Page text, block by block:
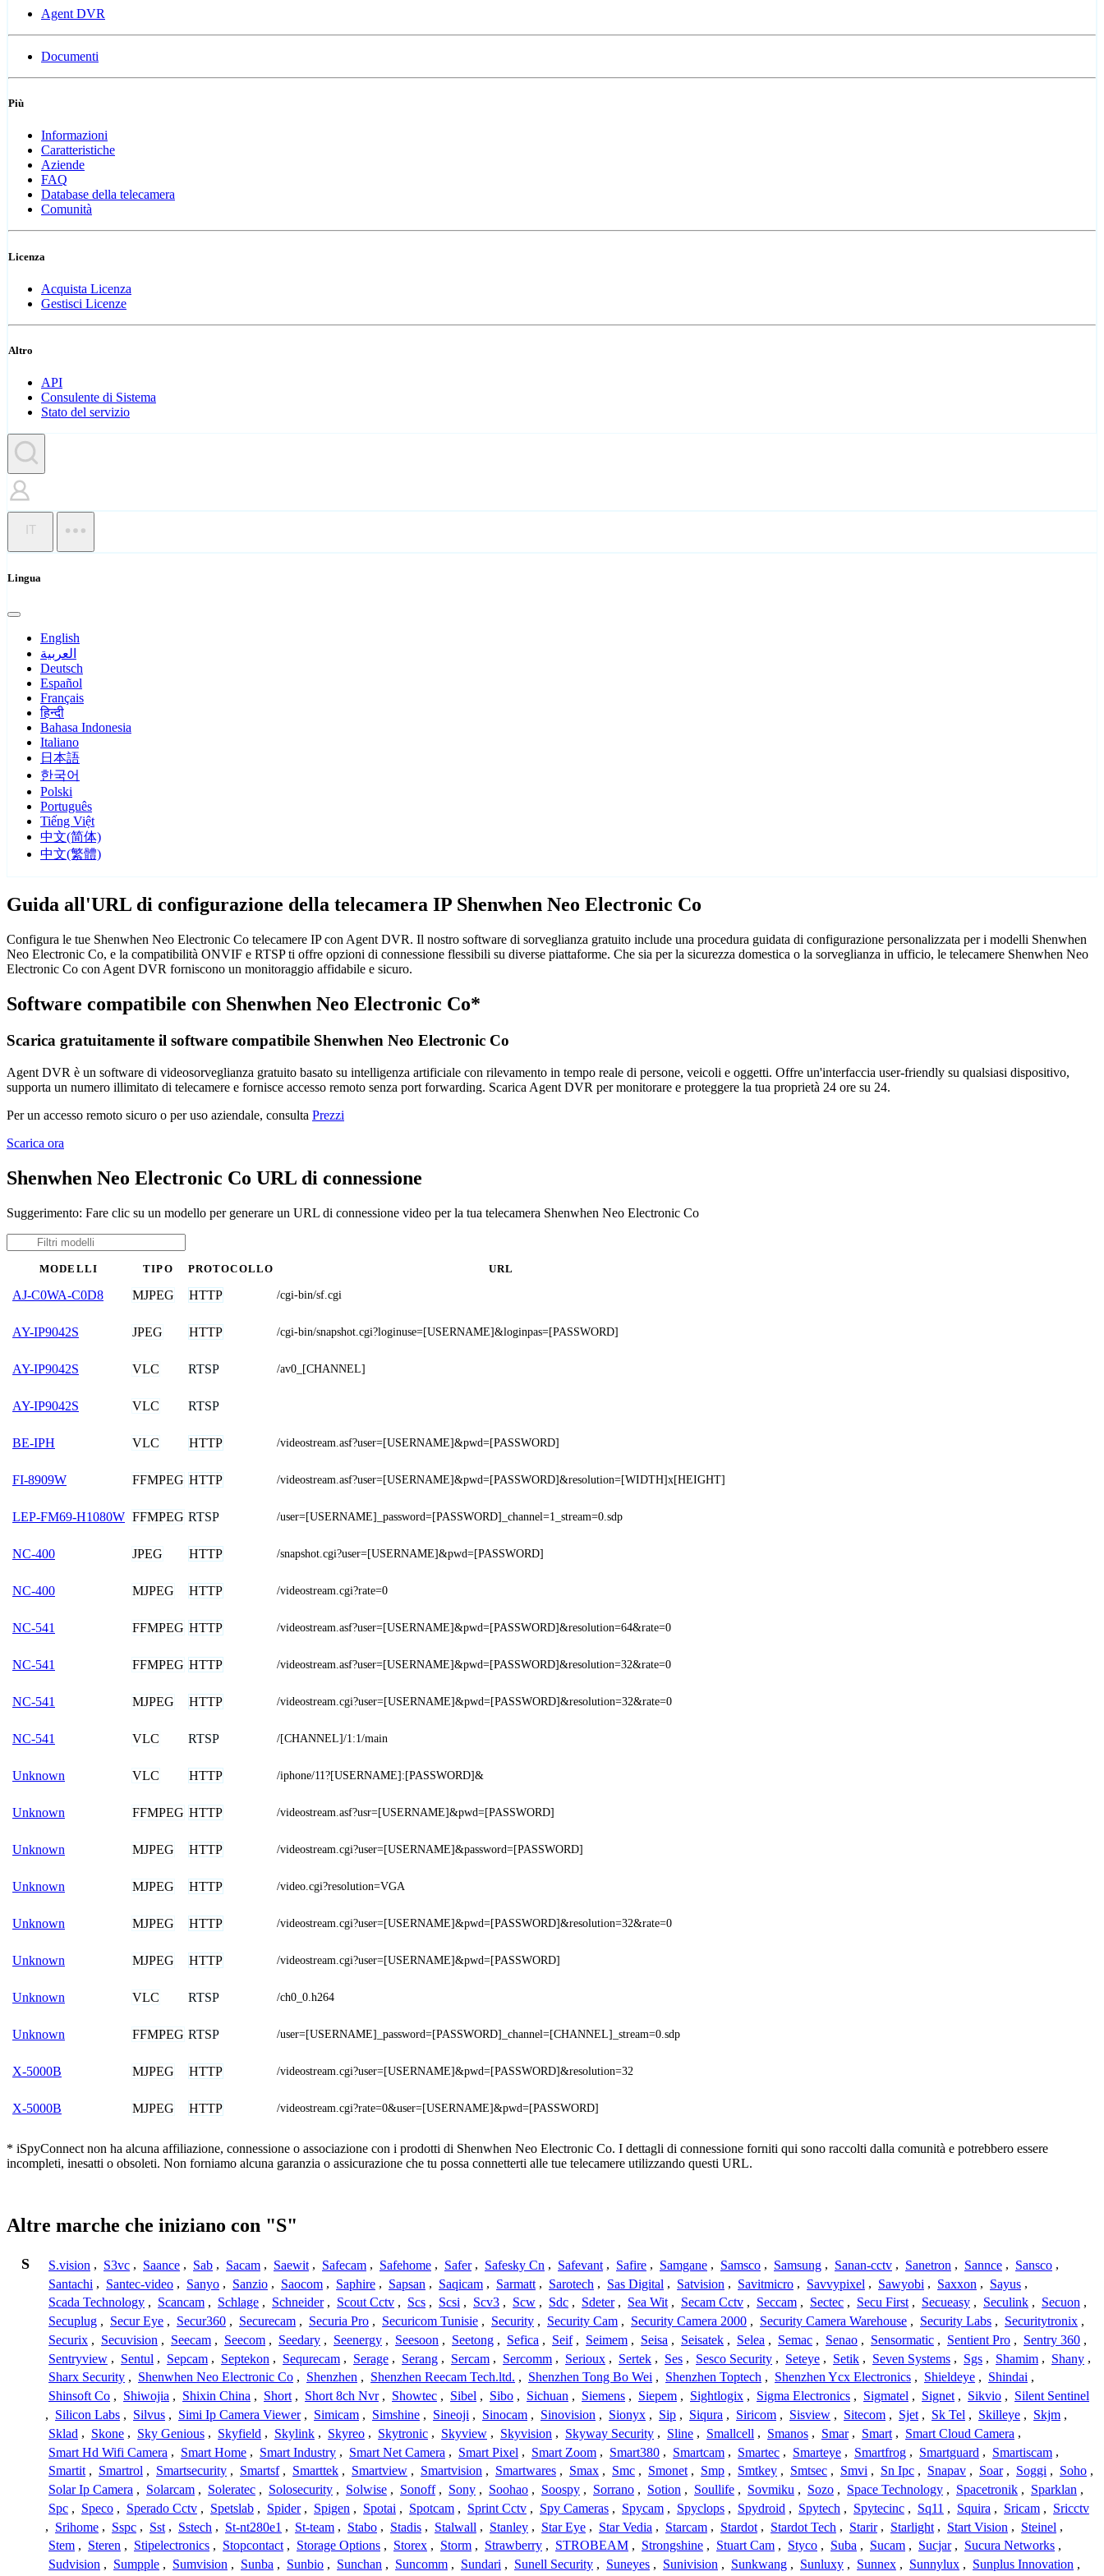
Agent DVR
Documenti
Più
Informazioni
Caratteristiche
Aziende
FAQ
Database della telecamera
Comunità
Licenza
Acquista Licenza
Gestisci Licenze
Altro
API
Consulente di Sistema
Stato del servizio
IT
Lingua
English
العربية
Deutsch
Español
Français
हिन्दी
Bahasa Indonesia
Italiano
日本語
한국어
Polski
Português
Tiếng Việt
中文(简体)
中文(繁體)
Guida all'URL di configurazione della telecamera IP Shenwhen Neo Electronic Co
Configura le tue Shenwhen Neo Electronic Co telecamere IP con Agent DVR. Il nostro software di sorveglianza gratuito include una procedura guidata di configurazione personalizzata per i modelli Shenwhen
Neo Electronic Co, e la compatibilità ONVIF e RTSP ti offre opzioni di connessione flessibili su diverse piattaforme. Che sia per la sicurezza domestica o la sorveglianza in ufficio, le telecamere Shenwhen Neo
Electronic Co con Agent DVR forniscono un monitoraggio affidabile e sicuro.
Software compatibile con Shenwhen Neo Electronic Co*
Scarica gratuitamente il software compatibile Shenwhen Neo Electronic Co
Agent DVR è un software di videosorveglianza gratuito basato su intelligenza artificiale con rilevamento in tempo reale di persone, veicoli e oggetti. Offre un'interfaccia user-friendly su qualsiasi dispositivo,
supporta un numero illimitato di telecamere e fornisce accesso remoto senza port forwarding. Scarica Agent DVR per monitorare e proteggere la tua proprietà 24 ore su 24.
Per un accesso remoto sicuro o per uso aziendale, consulta Prezzi
Scarica ora
Shenwhen Neo Electronic Co URL di connessione
Suggerimento: Fare clic su un modello per generare un URL di connessione video per la tua telecamera Shenwhen Neo Electronic Co
MODELLI TIPO PROTOCOLLO URL
AJ-C0WA-C0D8 MJPEG HTTP /cgi-bin/sf.cgi
AY-IP9042S JPEG HTTP /cgi-bin/snapshot.cgi?loginuse=[USERNAME]&loginpas=[PASSWORD]
AY-IP9042S VLC RTSP /av0_[CHANNEL]
AY-IP9042S VLC RTSP
BE-IPH VLC HTTP /videostream.asf?user=[USERNAME]&pwd=[PASSWORD]
FI-8909W FFMPEG HTTP /videostream.asf?user=[USERNAME]&pwd=[PASSWORD]&resolution=[WIDTH]x[HEIGHT]
LEP-FM69-H1080W FFMPEG RTSP /user=[USERNAME]_password=[PASSWORD]_channel=1_stream=0.sdp
NC-400 JPEG HTTP /snapshot.cgi?user=[USERNAME]&pwd=[PASSWORD]
NC-400 MJPEG HTTP /videostream.cgi?rate=0
NC-541 FFMPEG HTTP /videostream.asf?user=[USERNAME]&pwd=[PASSWORD]&resolution=64&rate=0
NC-541 FFMPEG HTTP /videostream.asf?user=[USERNAME]&pwd=[PASSWORD]&resolution=32&rate=0
NC-541 MJPEG HTTP /videostream.cgi?user=[USERNAME]&pwd=[PASSWORD]&resolution=32&rate=0
NC-541 VLC RTSP /[CHANNEL]/1:1/main
Unknown VLC HTTP /iphone/11?[USERNAME]:[PASSWORD]&
Unknown FFMPEG HTTP /videostream.asf?usr=[USERNAME]&pwd=[PASSWORD]
Unknown MJPEG HTTP /videostream.cgi?user=[USERNAME]&password=[PASSWORD]
Unknown MJPEG HTTP /video.cgi?resolution=VGA
Unknown MJPEG HTTP /videostream.cgi?user=[USERNAME]&pwd=[PASSWORD]&resolution=32&rate=0
Unknown MJPEG HTTP /videostream.cgi?user=[USERNAME]&pwd=[PASSWORD]
Unknown VLC RTSP /ch0_0.h264
Unknown FFMPEG RTSP /user=[USERNAME]_password=[PASSWORD]_channel=[CHANNEL]_stream=0.sdp
X-5000B MJPEG HTTP /videostream.cgi?user=[USERNAME]&pwd=[PASSWORD]&resolution=32
X-5000B MJPEG HTTP /videostream.cgi?rate=0&user=[USERNAME]&pwd=[PASSWORD]
* iSpyConnect non ha alcuna affiliazione, connessione o associazione con i prodotti di Shenwhen Neo Electronic Co. I dettagli di connessione forniti qui sono raccolti dalla comunità e potrebbero essere
incompleti, inesatti o obsoleti. Non forniamo alcuna garanzia o assicurazione che tu possa connetterti alle tue telecamere utilizzando questi URL.
Altre marche che iniziano con "S"
S S.vision , S3vc , Saance , Sab , Sacam , Saewit , Safecam , Safehome , Safer , Safesky Cn , Safevant , Safire , Samgane , Samsco , Samsung , Sanan-cctv , Sanetron , Sannce , Sansco ,
Santachi , Santec-video , Sanyo , Sanzio , Saocom , Saphire , Sapsan , Saqicam , Sarmatt , Sarotech , Sas Digital , Satvision , Savitmicro , Savvypixel , Sawyobi , Saxxon , Sayus ,
Scada Technology , Scancam , Schlage , Schneider , Scout Cctv , Scs , Scsi , Scv3 , Scw , Sdc , Sdeter , Sea Wit , Secam Cctv , Seccam , Sectec , Secu First , Secueasy , Seculink , Secuon ,
Secuplug , Secur Eye , Secur360 , Securecam , Securia Pro , Securicom Tunisie , Security , Security Cam , Security Camera 2000 , Security Camera Warehouse , Security Labs , Securitytronix ,
Securix , Secuvision , Seecam , Seecom , Seedary , Seenergy , Seesoon , Seetong , Sefica , Seif , Seimem , Seisa , Seisatek , Selea , Semac , Senao , Sensormatic , Sentient Pro , Sentry 360 ,
Sentryview , Sentul , Sepcam , Septekon , Sequrecam , Serage , Serang , Sercam , Sercomm , Serioux , Sertek , Ses , Sesco Security , Seteye , Setik , Seven Systems , Sgs , Shamim , Shany ,
Sharx Security , Shenwhen Neo Electronic Co , Shenzhen , Shenzhen Reecam Tech.ltd. , Shenzhen Tong Bo Wei , Shenzhen Toptech , Shenzhen Ycx Electronics , Shieldeye , Shindai ,
Shinsoft Co , Shiwojia , Shixin China , Short , Short 8ch Nvr , Showtec , Sibel , Sibo , Sichuan , Siemens , Siepem , Sightlogix , Sigma Electronics , Sigmatel , Signet , Sikvio , Silent Sentinel
, Silicon Labs , Silvus , Simi Ip Camera Viewer , Simicam , Simshine , Sineoji , Sinocam , Sinovision , Sionyx , Sip , Siqura , Siricom , Sisview , Sitecom , Sjet , Sk Tel , Skilleye , Skjm ,
Sklad , Skone , Sky Genious , Skyfield , Skylink , Skyreo , Skytronic , Skyview , Skyvision , Skyway Security , Sline , Smallcell , Smanos , Smar , Smart , Smart Cloud Camera ,
Smart Hd Wifi Camera , Smart Home , Smart Industry , Smart Net Camera , Smart Pixel , Smart Zoom , Smart380 , Smartcam , Smartec , Smarteye , Smartfrog , Smartguard , Smartiscam ,
Smartit , Smartrol , Smartsecurity , Smartsf , Smarttek , Smartview , Smartvision , Smartwares , Smax , Smc , Smonet , Smp , Smtkey , Smtsec , Smvi , Sn Ipc , Snapav , Soar , Soggi , Soho ,
Solar Ip Camera , Solarcam , Soleratec , Solosecurity , Solwise , Sonoff , Sony , Soohao , Soospy , Sorrano , Sotion , Soullife , Sovmiku , Sozo , Space Technology , Spacetronik , Sparklan ,
Spc , Speco , Sperado Cctv , Spetslab , Spider , Spigen , Spotai , Spotcam , Sprint Cctv , Spy Cameras , Spycam , Spyclops , Spydroid , Spytech , Spytecinc , Sq11 , Squira , Sricam , Sricctv
, Srihome , Sspc , Sst , Sstech , St-nt280e1 , St-team , Stabo , Stadis , Stalwall , Stanley , Star Eye , Star Vedia , Starcam , Stardot , Stardot Tech , Starir , Starlight , Start Vision , Steinel ,
Stem , Steren , Stipelectronics , Stopcontact , Storage Options , Storex , Storm , Strawberry , STROBEAM , Strongshine , Stuart Cam , Styco , Suba , Sucam , Sucjar , Sucura Networks ,
Sudvision , Sumpple , Sumvision , Sunba , Sunbio , Sunchan , Suncomm , Sundari , Sunell Security , Suneyes , Sunivision , Sunkwang , Sunluxy , Sunnex , Sunnylux , Sunplus Innovation ,